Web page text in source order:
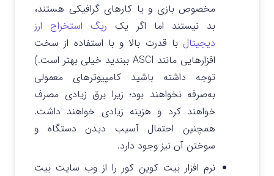
مخصوص بازی و یا کارهای گرافیکی هستند،
بد نیستند اما اگر یک ریگ استخراج ارز
دیجیتال با قدرت بالا و با استفاده از سخت
افزارهایی مانند ASCI ببندید خیلی بهتر است.)
توجه داشته باشید کامپیوترهای معمولی
به‌صرفه نخواهند بود؛ زیرا برق زیادی مصرف
خواهند کرد و هزینه زیادی خواهند داشت.
همچنین احتمال آسیب دیدن دستگاه و
سوختن آن نیز وجود دارد.
نرم افزار بیت کوین کور را از وب سایت بیت